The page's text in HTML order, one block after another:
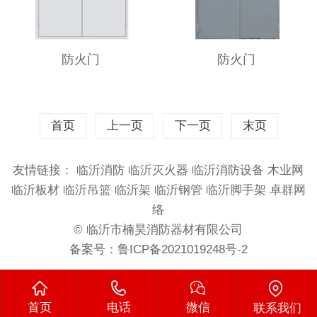
防火门 防火门
首页 上一页 下一页 末页
友情链接： 临沂消防 临沂灭火器 临沂消防设备木业网
临沂板材 临沂吊篮 临沂架 临沂钢管 临沂脚手架 卓群网
络
© 临沂市楠昊消防器材有限公司
备案号： 鲁ICP备2021019248号-2
首页 电话 微信 联系我们